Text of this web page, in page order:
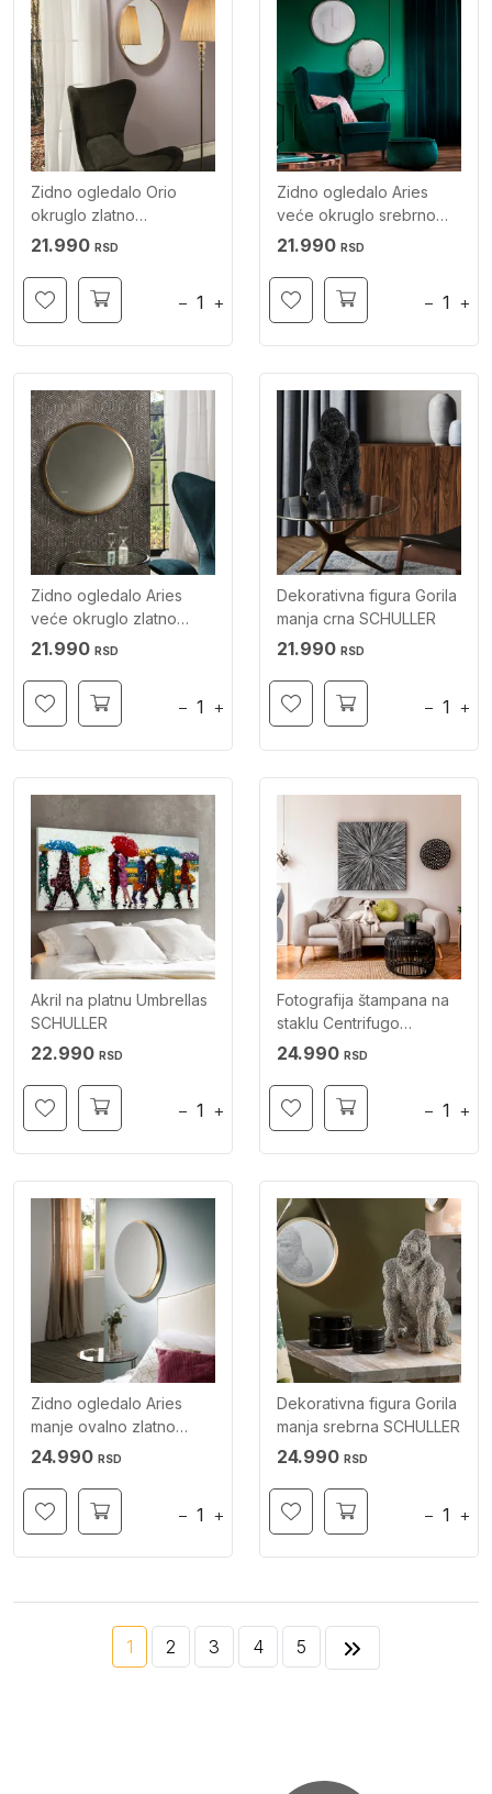
Zidno ogledalo Orio
okruglo zlatno
SCHULLER
21.990 RSD
− +
Zidno ogledalo Aries
veće okruglo srebrno
SCHULLER
21.990 RSD
− +
Zidno ogledalo Aries
veće okruglo zlatno
SCHULLER
21.990 RSD
− +
Dekorativna figura Gorila
manja crna SCHULLER
21.990 RSD
− +
Akril na platnu Umbrellas
SCHULLER
22.990 RSD
− +
Fotografija štampana na
staklu Centrifugo
SCHULLER
24.990 RSD
− +
Zidno ogledalo Aries
manje ovalno zlatno
SCHULLER
24.990 RSD
− +
Dekorativna figura Gorila
manja srebrna SCHULLER
24.990 RSD
− +
1 2 3 4 5